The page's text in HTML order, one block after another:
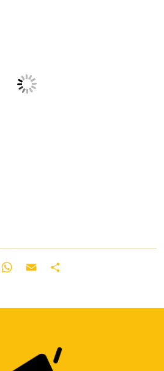
FacebookWhatsApp
Email